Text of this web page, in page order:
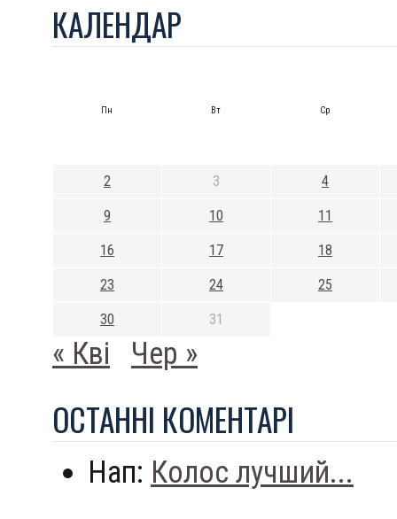
КАЛЕНДАР
Пн Вт Ср
2 3 4
9 10 11
16 17 18
23 24 25
30 31
« Кві Чер »
ОСТАННI КОМЕНТАРI
Нап: Колос лучший...